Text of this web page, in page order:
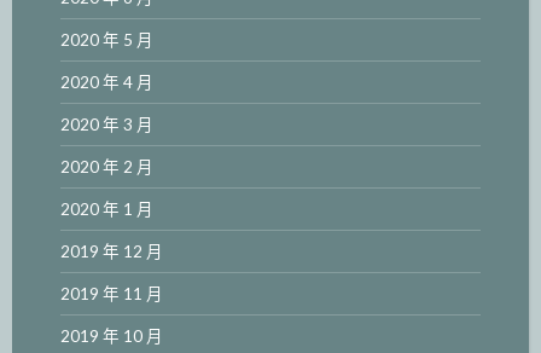
2020 年 5 月
2020 年 4 月
2020 年 3 月
2020 年 2 月
2020 年 1 月
2019 年 12 月
2019 年 11 月
2019 年 10 月